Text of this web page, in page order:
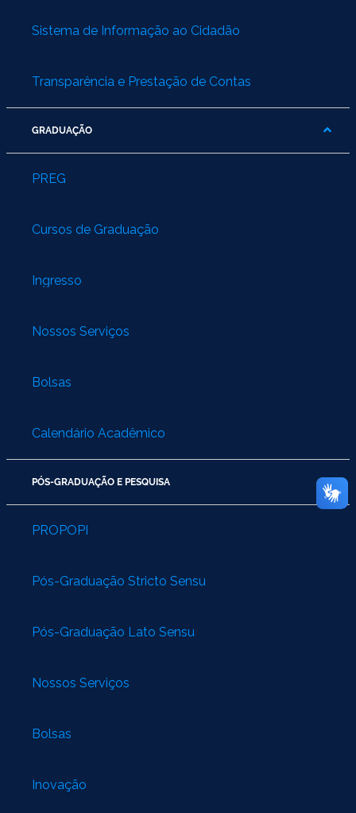
Banco Central do Brasil
Sistema de Informação ao Cidadão
Transparência e Prestação de Contas
GRADUAÇÃO
PREG
Cursos de Graduação
Ingresso
Nossos Serviços
Bolsas
Calendário Acadêmico
PÓS-GRADUAÇÃO E PESQUISA
PROPOPI
Pós-Graduação Stricto Sensu
Pós-Graduação Lato Sensu
Nossos Serviços
Bolsas
Inovação